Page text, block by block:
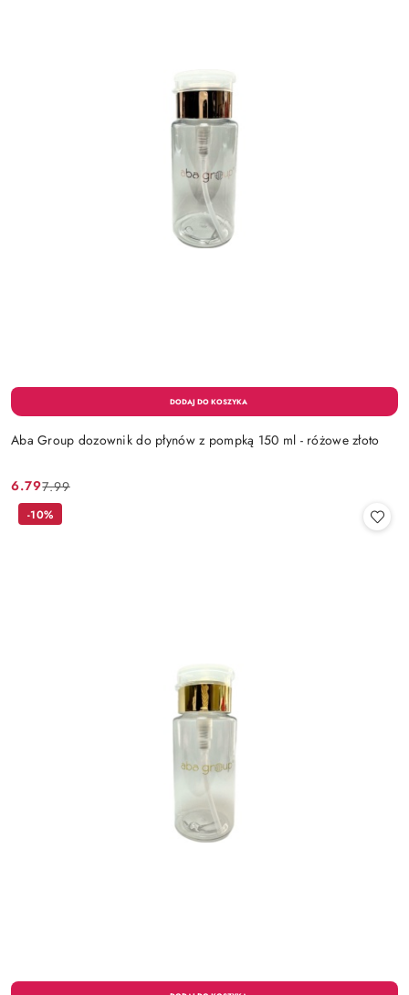
Aba Group dozownik do płynów z pompką 150 ml - różowe złoto
Cena
promocyjna:
6.79
Cena
przed
7.99
-10%